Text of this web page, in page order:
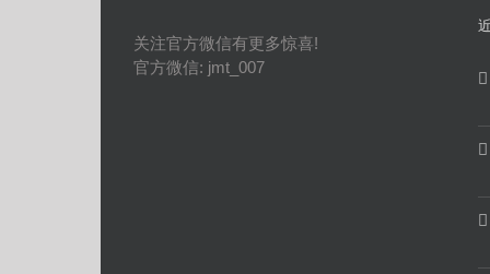
关注官方微信有更多惊喜!
官方微信: jmt_007